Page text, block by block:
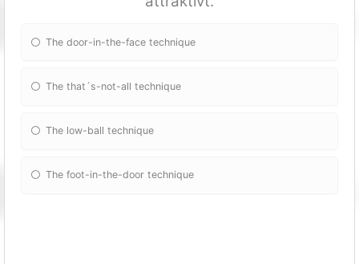
The door-in-the-face technique
The that´s-not-all technique
The low-ball technique
The foot-in-the-door technique